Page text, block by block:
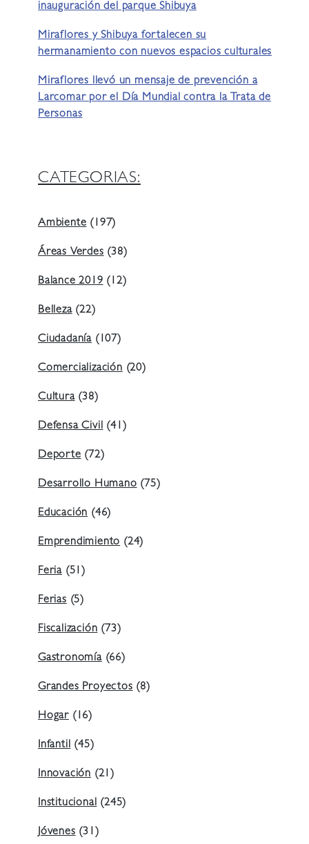
inauguración del parque Shibuya
Miraflores y Shibuya fortalecen su
hermanamiento con nuevos espacios culturales
Miraflores llevó un mensaje de prevención a
Larcomar por el Día Mundial contra la Trata de
Personas
CATEGORIAS:
Ambiente(197)
Áreas Verdes(38)
Balance 2019(12)
Belleza(22)
Ciudadanía (107)
Comercialización(20)
Cultura(38)
Defensa Civil(41)
Deporte(72)
Desarrollo Humano(75)
Educación(46)
Emprendimiento(24)
Feria (51)
Ferias(5)
Fiscalización(73)
Gastronomía(66)
Grandes Proyectos(8)
Hogar (16)
Infantil(45)
Innovación (21)
Institucional(245)
Jóvenes(31)